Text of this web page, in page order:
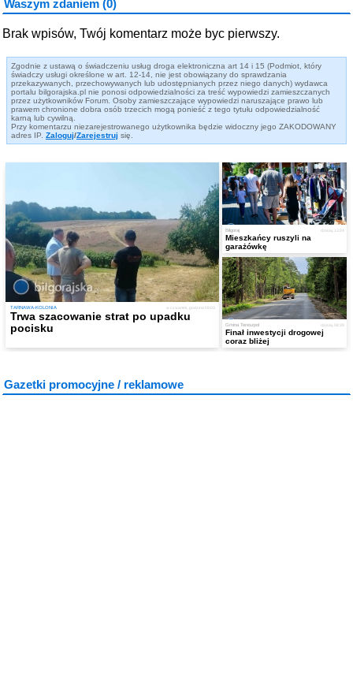
Waszym zdaniem (0)
Brak wpisów, Twój komentarz może byc pierwszy.
Zgodnie z ustawą o świadczeniu usług droga elektroniczna art 14 i 15 (Podmiot, który
świadczy usługi określone w art. 12-14, nie jest obowiązany do sprawdzania
przekazywanych, przechowywanych lub udostępnianych przez niego danych) wydawca
portalu bilgorajska.pl nie ponosi odpowiedzialności za treść wypowiedzi zamieszczanych
przez użytkowników Forum. Osoby zamieszczające wypowiedzi naruszające prawo lub
prawem chronione dobra osób trzecich mogą ponieść z tego tytułu odpowiedzialność
karną lub cywilną.
Przy komentarzu niezarejestrowanego użytkownika będzie widoczny jego ZAKODOWANY
adres IP. Zaloguj/Zarejestruj się.
w czwartek, godzina 09:03
TARNAWA-KOLONIA
Trwa szacowanie strat po upadku
pocisku
dzisiaj, 13:24
Biłgoraj
Mieszkańcy ruszyli na
garażówkę
dzisiaj, 08:39
Gmina Tereszpol
Finał inwestycji drogowej
coraz bliżej
Gazetki promocyjne / reklamowe